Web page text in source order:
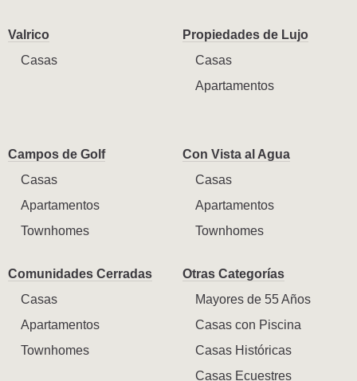
Valrico
Casas
Propiedades de Lujo
Casas
Apartamentos
Campos de Golf
Casas
Apartamentos
Townhomes
Con Vista al Agua
Casas
Apartamentos
Townhomes
Comunidades Cerradas
Casas
Apartamentos
Townhomes
Otras Categorías
Mayores de 55 Años
Casas con Piscina
Casas Históricas
Casas Ecuestres